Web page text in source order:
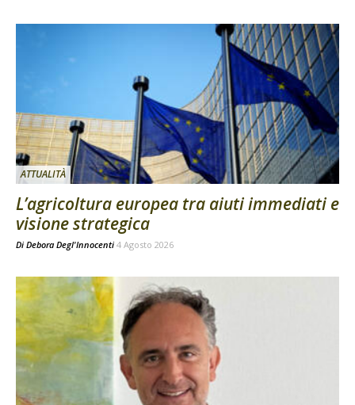
ATTUALITÀ
L’agricoltura europea tra aiuti immediati e
visione strategica
Di Debora Degl'Innocenti 4 Agosto 2026